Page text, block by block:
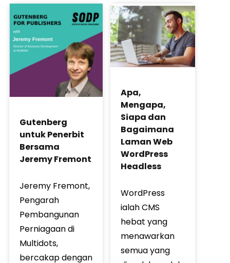
Gutenberg
untuk Penerbit
Bersama
Jeremy Fremont
Jeremy Fremont,
Pengarah
Pembangunan
Perniagaan di
Multidots,
bercakap dengan
Apa,
Mengapa,
Siapa dan
Bagaimana
Laman Web
WordPress
Headless
WordPress
ialah CMS
hebat yang
menawarkan
semua yang